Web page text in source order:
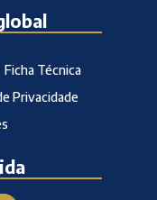
Ficha Técnica
Privacidade